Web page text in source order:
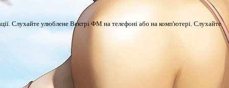
Слухайте улюблене Вектрі ФМ на телефоні або на комп'ютері. Слухайте